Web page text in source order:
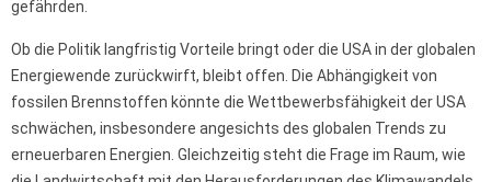
gefährden.
Ob die Politik langfristig Vorteile bringt oder die USA in der globalen
Energiewende zurückwirft, bleibt offen. Die Abhängigkeit von
fossilen Brennstoffen könnte die Wettbewerbsfähigkeit der USA
schwächen, insbesondere angesichts des globalen Trends zu
erneuerbaren Energien. Gleichzeitig steht die Frage im Raum, wie